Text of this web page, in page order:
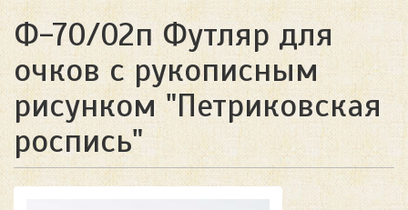
Ф-70/02п Футляр для
очков с рукописным
рисунком "Петриковская
роспись"